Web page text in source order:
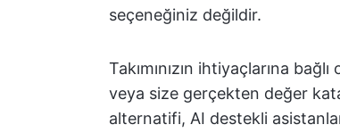
seçeneğiniz değildir.
Takımınızın ihtiyaçlarına
veya size gerçekten değer
alternatifi, AI destekli